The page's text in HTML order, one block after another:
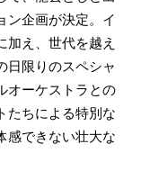
ン企画が決定。イ
加え、世代を越え
日限りのスペシャ
オーケストラとの
たちによる特別な
感できない壮大な